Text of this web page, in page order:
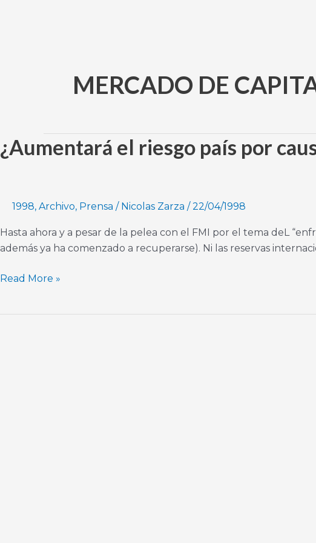
MERCADO DE
¿Aumentará el riesgo país por
1998, Archivo, Prensa / Nicolas Zarza /22/04/1998
Hasta ahora y a pesar de la pelea con el FMI por el tema deL
además ya ha comenzado a recuperarse). Ni las reservas
¿Aumentará
el
por
del
déficit
Read More »